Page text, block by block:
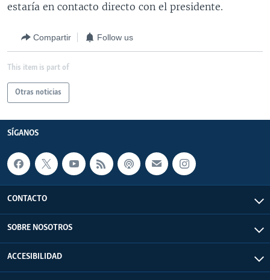
estaría en contacto directo con el presidente.
Compartir Follow us
This item is part of
Otras noticias
SÍGANOS
CONTACTO
SOBRE NOSOTROS
ACCESIBILIDAD